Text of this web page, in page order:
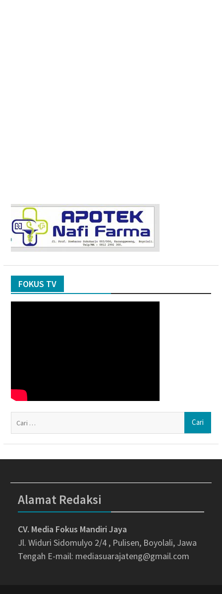
FOKUS TV
Alamat Redaksi
CV. Media Fokus Mandiri Jaya
Jl. Widuri Sidomulyo 2/4 , Pulisen, Boyolali, Jawa
Tengah E-mail: mediasuarajateng@gmail.com